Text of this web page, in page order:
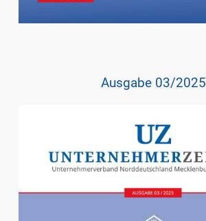
Ausgabe 03/2025